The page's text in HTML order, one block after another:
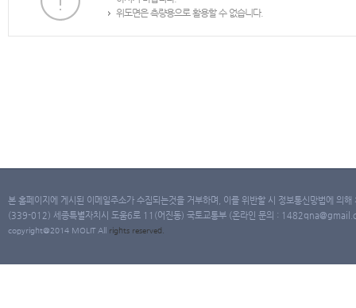
위도면은 측량용으로 활용할 수 없습니다.
본 홈페이지에 게시된 이메일주소가 수집되는것을 거부하며, 이를 위반할 시 정보통신망법에 의
(339-012) 세종특별자치시 도움6로 11(어진동) 국토교통부 (온라인 문의 :
copyright@2014 MOLIT All rights reserved.